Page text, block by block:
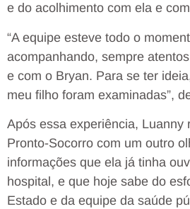
e do acolhimento com ela e
“A equipe esteve todo o
acompanhando, sempre
e com o Bryan. Para se ter
meu filho foram examinadas”,
Após essa experiência, Luanny
Pronto-Socorro com um outro
informações que ela já tinha
hospital, e que hoje sabe do
Estado e da equipe da saúde